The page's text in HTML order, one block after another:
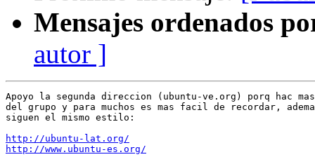
Mensajes ordenados
autor ]
Apoyo la segunda direccion (ubuntu-ve.org) porq hac
del grupo y para muchos es mas facil de recordar,
siguen el mismo estilo:
http://ubuntu-lat.org/
http://www.ubuntu-es.org/